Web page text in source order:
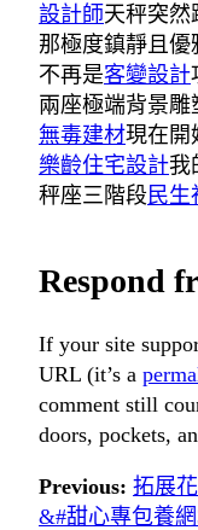
設計師天秤突然
那極度鎮靜且
不再是客變設計
兩座極端背景雕
無毒建材現在開
樂齡住宅設計我
秤座三階段民
Respond
If your site
URL (it’s a
comment still
doors, pockets,
Previous: 拓展
&#甜心專包養